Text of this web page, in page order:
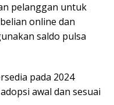
pelanggan untuk
online dan
saldo pulsa
pada 2024
awal dan sesuai